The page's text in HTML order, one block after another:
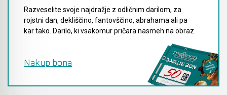
Razveselite svoje najdražje z odličnim darilom, za
rojstni dan, dekliščino, fantovščino, abrahama ali pa
kar tako. Darilo, ki vsakomur pričara nasmeh na obraz.
Nakup bona